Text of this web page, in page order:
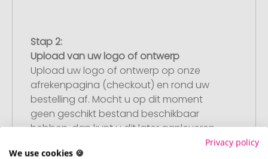
Stap 2:
Upload van uw logo of ontwerp
Upload uw logo of ontwerp op onze
afrekenpagina (checkout) en rond uw
bestelling af. Mocht u op dit moment
geen geschikt bestand beschikbaar
hebben, dan kunt u dit later aanleveren.
Privacy policy
We use cookies 🍪